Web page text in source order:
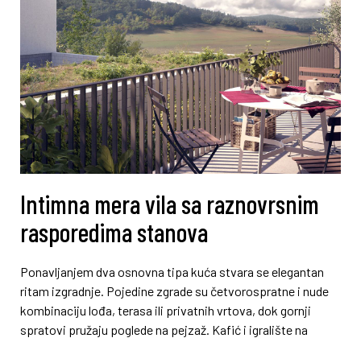
Intimna mera vila sa raznovrsnim
rasporedima stanova
Ponavljanjem dva osnovna tipa kuća stvara se elegantan
ritam izgradnje. Pojedine zgrade su četvorospratne i nude
kombinaciju lođa, terasa ili privatnih vrtova, dok gornji
spratovi pružaju poglede na pejzaž. Kafić i igralište na